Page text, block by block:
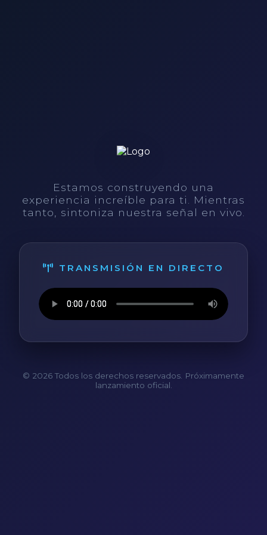
Estamos construyendo una
experiencia increíble para ti. Mientras
tanto, sintoniza nuestra señal en vivo.
TRANSMISIÓN EN DIRECTO
© 2026 Todos los derechos reservados. Próximamente
lanzamiento oficial.